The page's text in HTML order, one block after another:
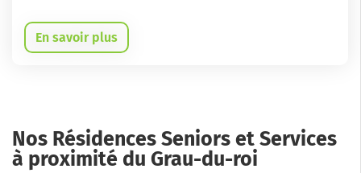
En savoir plus
Nos Résidences Seniors et Services
à proximité du Grau-du-roi